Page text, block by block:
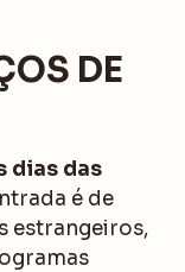
DE
dias das
é de
estrangeiros,